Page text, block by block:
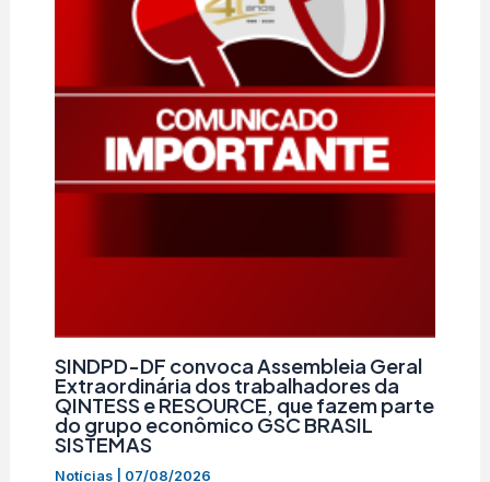
SINDPD-DF convoca Assembleia Geral
Extraordinária dos trabalhadores da
QINTESS e RESOURCE, que fazem parte
do grupo econômico GSC BRASIL
SISTEMAS
Notícias| 07/08/2026